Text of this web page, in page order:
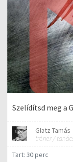
Szelídítsd meg a
Glatz Tamás
tréner /
Tart: 30 perc